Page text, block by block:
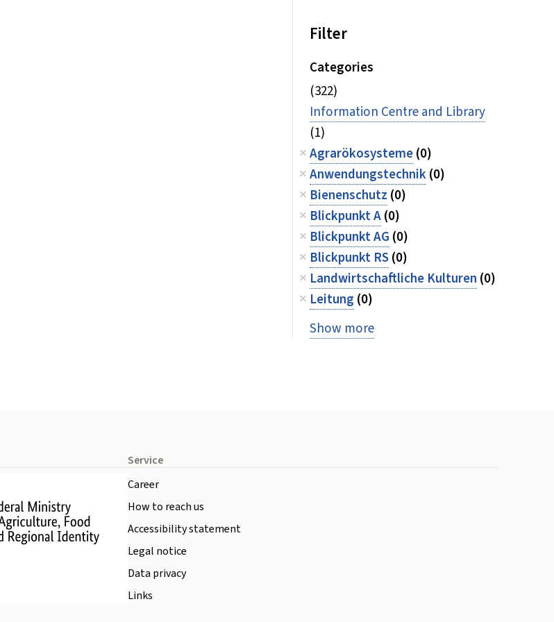
Filter
Categories
(322)
Information Centre and Library
(1)
Agrarökosysteme(0)
Anwendungstechnik(0)
Bienenschutz (0)
Blickpunkt A(0)
Blickpunkt AG (0)
Blickpunkt RS(0)
Landwirtschaftliche Kulturen (0)
Leitung (0)
Show more
Service
Career
How to reach us
Accessibility statement
Legal notice
Data privacy
Links